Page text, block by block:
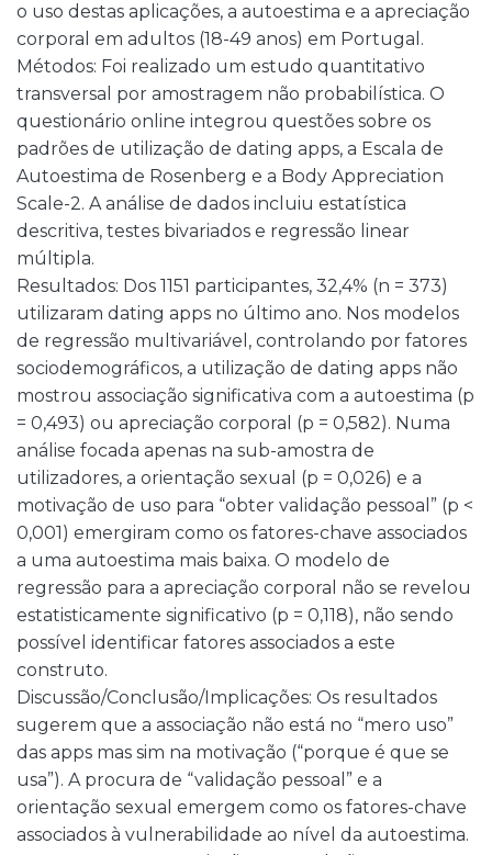
o uso destas aplicações, a autoestima e a apreciação
corporal em adultos (18-49 anos) em Portugal.
Métodos: Foi realizado um estudo quantitativo
transversal por amostragem não probabilística. O
questionário online integrou questões sobre os
padrões de utilização de dating apps, a Escala de
Autoestima de Rosenberg e a Body Appreciation
Scale-2. A análise de dados incluiu estatística
descritiva, testes bivariados e regressão linear
múltipla.
Resultados: Dos 1151 participantes, 32,4% (n = 373)
utilizaram dating apps no último ano. Nos modelos
de regressão multivariável, controlando por fatores
sociodemográficos, a utilização de dating apps não
mostrou associação significativa com a autoestima (p
= 0,493) ou apreciação corporal (p = 0,582). Numa
análise focada apenas na sub-amostra de
utilizadores, a orientação sexual (p = 0,026) e a
motivação de uso para “obter validação pessoal” (p <
0,001) emergiram como os fatores-chave associados
a uma autoestima mais baixa. O modelo de
regressão para a apreciação corporal não se revelou
estatisticamente significativo (p = 0,118), não sendo
possível identificar fatores associados a este
construto.
Discussão/Conclusão/Implicações: Os resultados
sugerem que a associação não está no “mero uso”
das apps mas sim na motivação (“porque é que se
usa”). A procura de “validação pessoal” e a
orientação sexual emergem como os fatores-chave
associados à vulnerabilidade ao nível da autoestima.